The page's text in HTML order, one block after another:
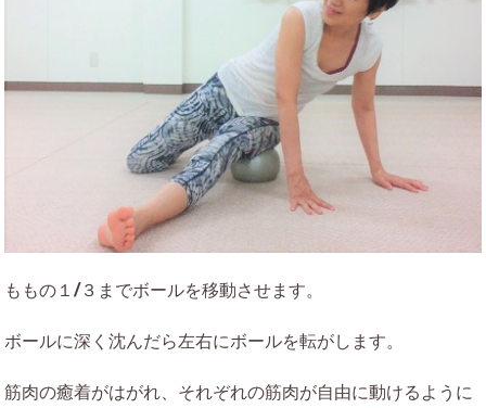
ももの１/３までボールを移動させます。
ボールに深く沈んだら左右にボールを転がします。
筋肉の癒着がはがれ、それぞれの筋肉が自由に動けるように